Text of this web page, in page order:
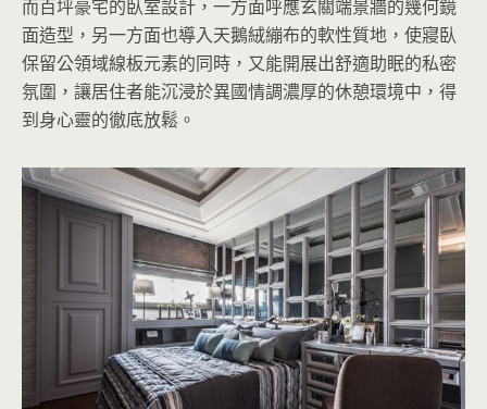
而百坪豪宅的臥室設計，一方面呼應玄關端景牆的幾何鏡
面造型，另一方面也導入天鵝絨繃布的軟性質地，使寢臥
保留公領域線板元素的同時，又能開展出舒適助眠的私密
氛圍，讓居住者能沉浸於異國情調濃厚的休憩環境中，得
到身心靈的徹底放鬆。